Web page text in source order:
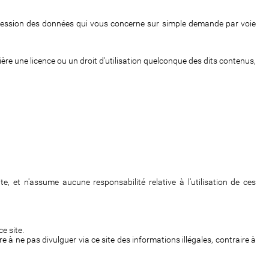
des données qui vous concerne sur simple demande par voie
une licence ou un droit d'utilisation quelconque des dits contenus,
et n'assume aucune responsabilité relative à l'utilisation de ces
site.
à ne pas divulguer via ce site des informations illégales, contraire à